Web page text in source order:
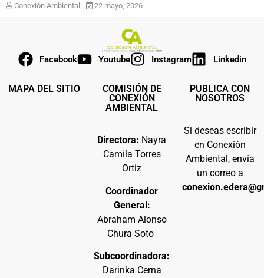
Conexión Ambiental 22 mayo, 2026
Facebook Youtube Instagram Linkedin
MAPA DEL SITIO
COMISIÓN DE
CONEXIÓN
AMBIENTAL
Directora: Nayra
Camila Torres
Ortiz
Coordinador
General:
Abraham Alonso
Chura Soto
Subcoordinadora:
Darinka Cerna
PUBLICA CON
NOSOTROS
Si deseas escribir
en Conexión
Ambiental, envía
un correo a